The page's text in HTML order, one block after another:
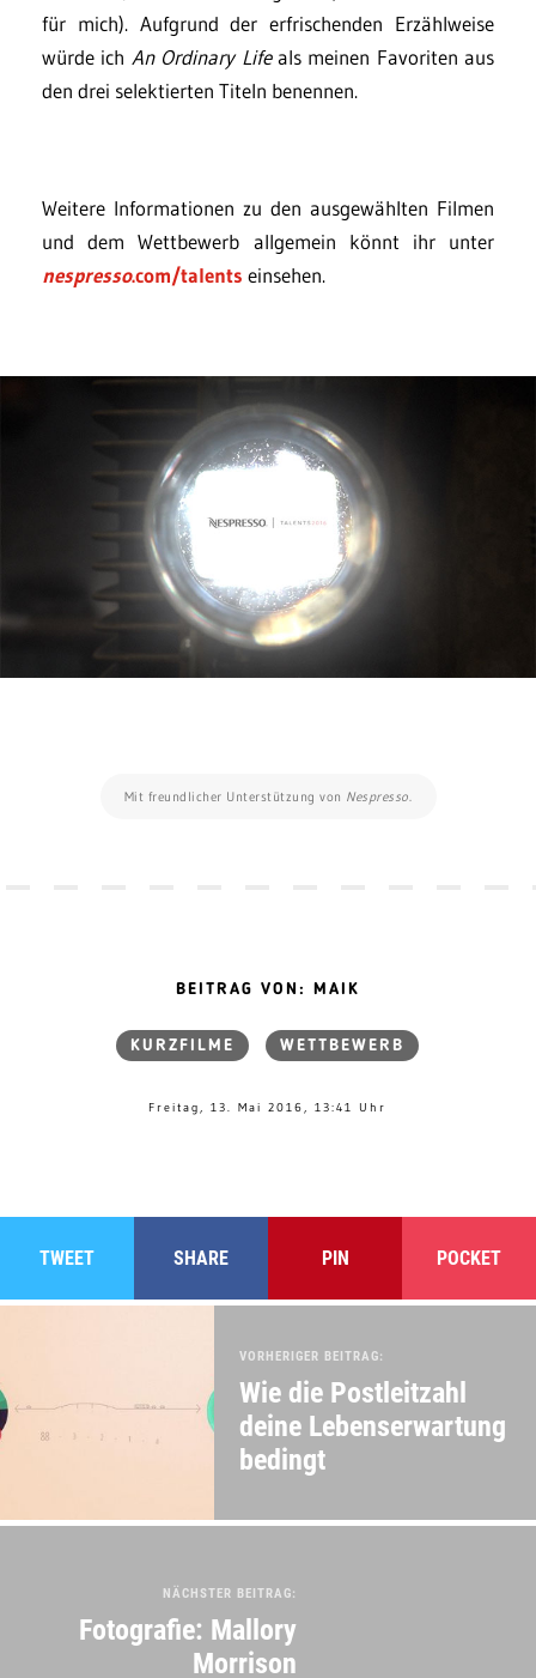
für mich). Aufgrund der erfrischenden Erzählweise
würde ich An Ordinary Lifeals meinen Favoriten aus
den drei selektierten Titeln benennen.
Weitere Informationen zu den ausgewählten Filmen
und dem Wettbewerb allgemein könnt ihr unter
nespresso.com/talents einsehen.
Mit freundlicher Unterstützung von Nespresso.
BEITRAG VON: MAIK
KURZFILME WETTBEWERB
Freitag, 13. Mai 2016, 13:41 Uhr
TWEET SHARE PIN POCKET
VORHERIGER BEITRAG:
Wie die Postleitzahl
deine Lebenserwartung
bedingt
NÄCHSTER BEITRAG:
Fotografie: Mallory
Morrison